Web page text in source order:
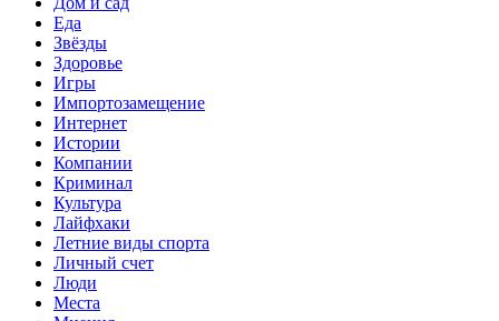
Еда
Звёзды
Здоровье
Игры
Импортозамещение
Интернет
Истории
Компании
Криминал
Культура
Лайфхаки
Летние виды спорта
Личный счет
Люди
Места